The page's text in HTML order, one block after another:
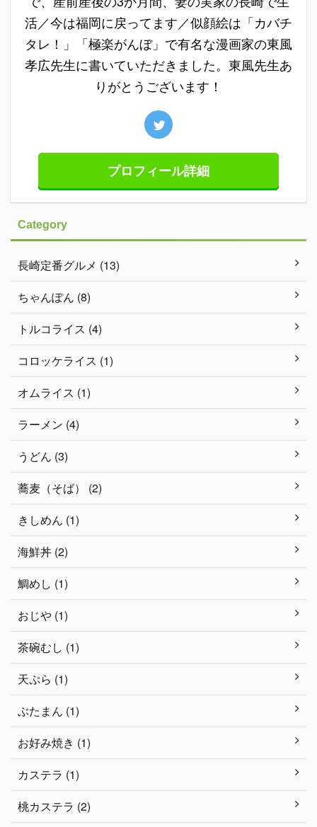
活／今は福岡に戻ってます／似顔絵は「カバチ
タレ！」「極楽がんぼ」で有名な漫画家の東風
孝広先生に書いていただきました。東風先生あ
りがとうございます！
プロフィール詳細
Category
長崎定番グルメ (13)
ちゃんぽん (8)
トルコライス (4)
コロッケライス (1)
オムライス (1)
ラーメン (4)
うどん (3)
蕎麦（そば） (2)
きしめん (1)
海鮮丼 (2)
鯛めし (1)
おじや (1)
茶碗むし (1)
天ぷら (1)
ぶたまん (1)
お好み焼き (1)
カステラ (1)
桃カステラ (2)